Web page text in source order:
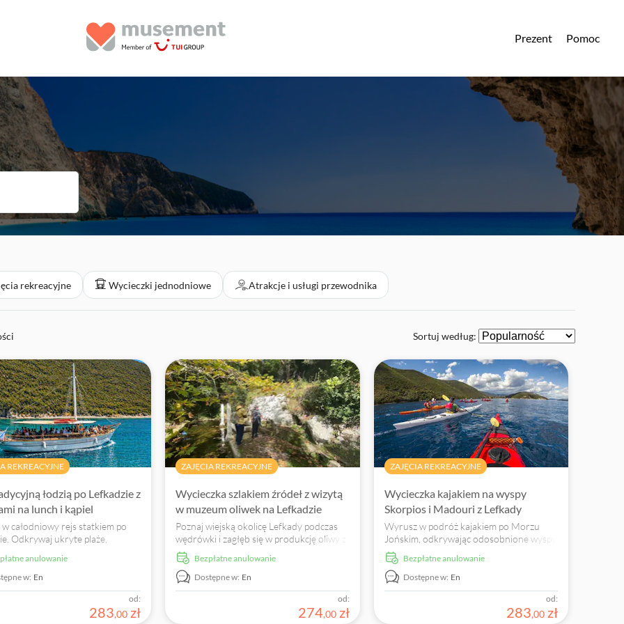
Prezent Pomoc
rekreacyjne Wycieczki jednodniowe Atrakcje i usługi przewodnika
Sortuj według:
REKREACYJNE
łodzią po Lefkadzie z
na lunch i kąpiel
całodniowy rejs statkiem po
Odkrywaj ukryte plaże,
w krystalicznie czystej wodzie i
wyśmienitym lunchem na
anulowanie
w: En
od:
283,00 zł
ZAJĘCIA REKREACYJNE
Wycieczka szlakiem źródeł z wizytą
w muzeum oliwek na Lefkadzie
Poznaj wiejską okolicę Lefkady podczas
wędrówki i zagłęb się w produkcję oliwy z
oliwek w Muzeum Oliwy FABBRICA.
Zarezerwuj swoje wciągające
doświadczenie już teraz!
Bezpłatne anulowanie
Dostępne w: En
od:
274,00 zł
ZAJĘCIA REKREACYJNE
Wycieczka kajakiem na wyspy
Skorpios i Madouri z Lefkady
Wyrusz w podróż kajakiem po Morzu
Jońskim, odkrywając odosobnione wyspy
i próbując autentycznej greckiej kuchni.
Zarezerwuj już teraz!
Bezpłatne anulowanie
Dostępne w: En
od:
283,00 zł